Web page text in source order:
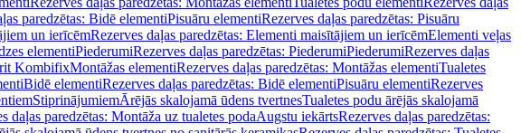
paredzētas: Bidē elementiPisuāru elementiRezerves daļas paredzētas: Pisuāru
un ierīcēmRezerves daļas paredzētas: Elementi maisītājiem un ierīcēmElementi veļas
elementiPiederumiRezerves daļas paredzētas: PiederumiPiederumiRezerves daļas
KombifixMontāžas elementiRezerves daļas paredzētas: Montāžas elementiTualetes
Bidē elementiRezerves daļas paredzētas: Bidē elementiPisuāru elementiRezerves
StiprinājumiemĀrējās skalojamā ūdens tvertnesTualetes podu ārējās skalojamā
daļas paredzētas: Montāža uz tualetes podaAugstu iekārtsRezerves daļas paredzētas: